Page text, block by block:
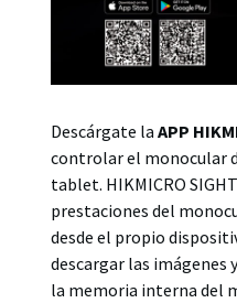
Descárgate la APP
controlar el monocular
tablet. HIKMICRO
prestaciones del
desde el propio
descargar las imágenes
la memoria interna del